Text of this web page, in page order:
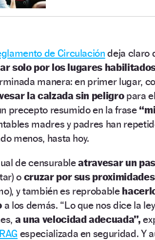
de Circulación deja claro
solo por los lugares
manera: en primer lugar,
la calzada sin peligropara
precepto resumido en la frase
madres y padres han
menos, hasta hoy.
de censurableatravesar un
o cruzar por sus proximidades
y también es reprobable
a los demás. “Lo que nos dice la
a una velocidad adecuada”,
especializada en seguridad. Y